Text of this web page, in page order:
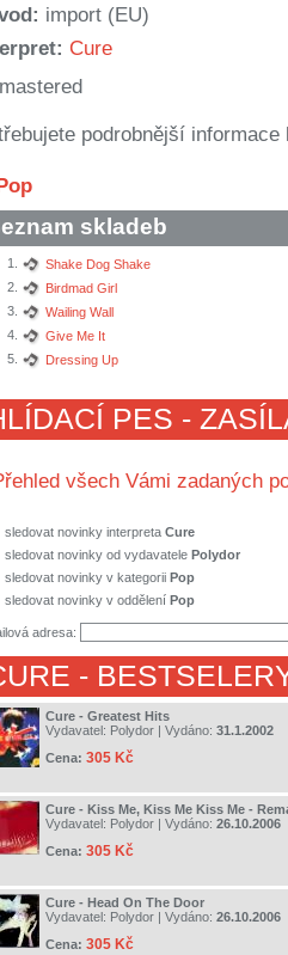
import (EU)
Cure
podrobnější
Pop
skladeb
1.
Shake Dog Shake
2.
Birdmad Girl
3.
Wailing Wall
4.
Give Me It
5.
Dressing Up
PES -
všech Vámi zadaných
sledovat novinky interpreta Cure
sledovat novinky od vydavatele Polydor
sledovat novinky v kategorii Pop
sledovat novinky v oddělení Pop
adresa:
-
Cure - Greatest Hits
Vydavatel: Polydor | Vydáno: 31.1.2002
Cena: 305 Kč
Cure - Kiss Me, Kiss Me Kiss Me -
Vydavatel: Polydor | Vydáno: 26.10.2006
Cena: 305 Kč
Cure - Head On The Door
Vydavatel: Polydor | Vydáno: 26.10.2006
Cena: 305 Kč